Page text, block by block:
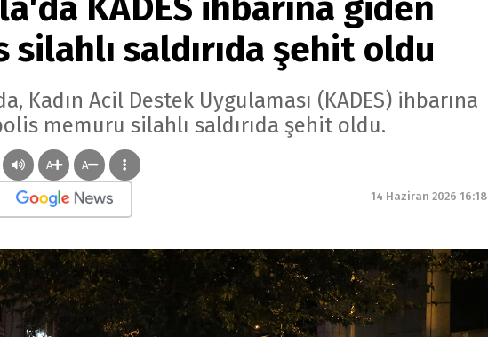
KADES ihbarına giden
silahlı saldırıda şehit oldu
Kadın Acil Destek Uygulaması (KADES) ihbarına
memuru silahlı saldırıda şehit oldu.
A A
14 Haziran 2026 16:18